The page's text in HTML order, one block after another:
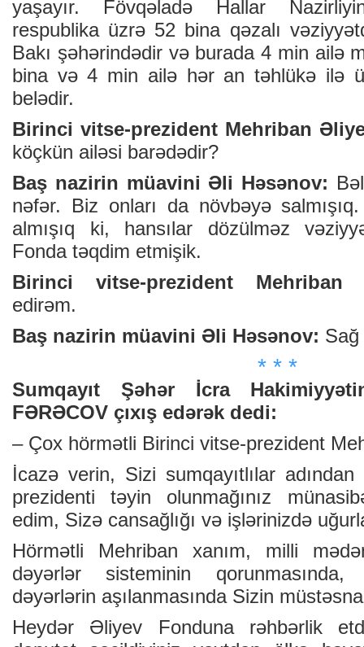
yaşayır. Fövqəladə Hallar
respublika üzrə 52 bina qəzalı
Bakı şəhərindədir və burada 4 min ailə
bina və 4 min ailə hər an təhlükə ilə
belədir.
Birinci vitse-prezident Mehriban
köçkün ailəsi barədədir?
Baş nazirin müavini Əli Həsənov:
nəfər. Biz onları da növbəyə
almışıq ki, hansılar dözülməz
Fonda təqdim etmişik.
Birinci vitse-prezident Mehriban
edirəm.
Baş nazirin müavini Əli Həsənov:
* * *
Sumqayıt Şəhər İcra
FƏRƏCOV çıxış edərək dedi:
– Çox hörmətli Birinci vitse-prezident
İcazə verin, Sizi sumqayıtlılar
prezidenti təyin olunmağınız
edim, Sizə cansağlığı və işlərinizdə
Hörmətli Mehriban xanım, milli
dəyərlər sisteminin
dəyərlərin aşılanmasında Sizin
Heydər Əliyev Fonduna rəhbərlik